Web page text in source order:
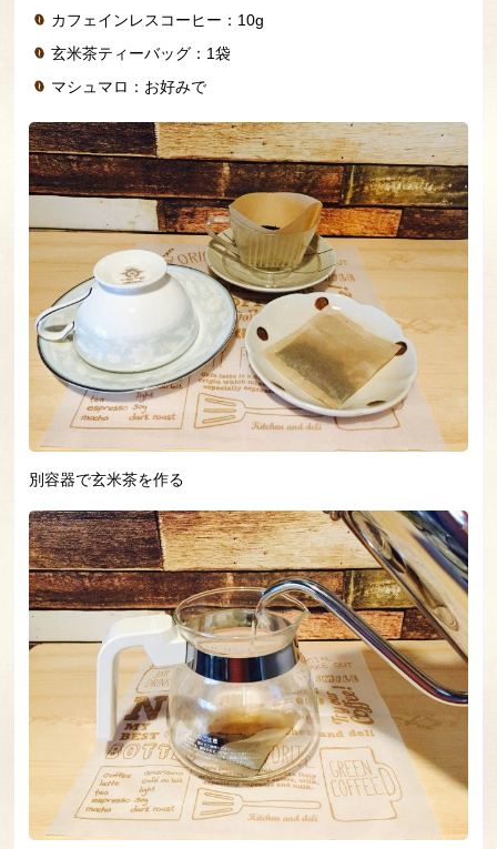
カフェインレスコーヒー：10g
玄米茶ティーバッグ：1袋
マシュマロ：お好みで
別容器で玄米茶を作る